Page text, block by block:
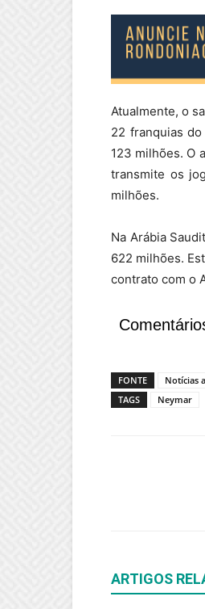
Atualmente, o
22 franquias
123 milhões. O
transmite os
milhões.
Na Arábia
622 milhões.
contrato com o
FONTE
Notícias
TAGS
Neymar
ARTIGOS